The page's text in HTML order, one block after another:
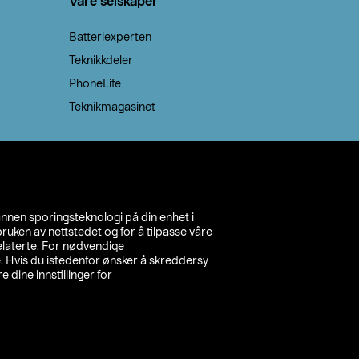
sporingsteknologi på din enhet i
av nettstedet og for å tilpasse våre
For nødvendige
Hvis du istedenfor ønsker å skreddersy
dine innstillinger for
Batteriexperten
Teknikkdeler
PhoneLife
Teknikmagasinet